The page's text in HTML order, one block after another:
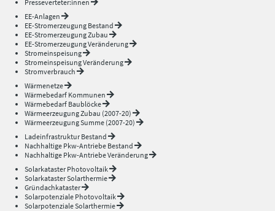
Presseverteter:innen
EE-Anlagen
EE-Stromerzeugung Bestand
EE-Stromerzeugung Zubau
EE-Stromerzeugung Veränderung
Stromeinspeisung
Stromeinspeisung Veränderung
Stromverbrauch
Wärmenetze
Wärmebedarf Kommunen
Wärmebedarf Baublöcke
Wärmeerzeugung Zubau (2007-20)
Wärmeerzeugung Summe (2007-20)
Ladeinfrastruktur Bestand
Nachhaltige Pkw-Antriebe Bestand
Nachhaltige Pkw-Antriebe Veränderung
Solarkataster Photovoltaik
Solarkataster Solarthermie
Gründachkataster
Solarpotenziale Photovoltaik
Solarpotenziale Solarthermie